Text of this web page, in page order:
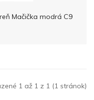
Mačička modrá C9
1 až 1 z 1 (1 stránok)